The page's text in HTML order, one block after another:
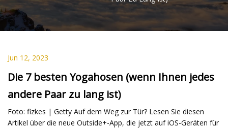
Jun 12, 2023
Die 7 besten Yogahosen (wenn Ihnen jedes
andere Paar zu lang ist)
Foto: fizkes | Getty Auf dem Weg zur Tür? Lesen Sie diesen
Artikel über die neue Outside+-App, die jetzt auf iOS-Geräten für